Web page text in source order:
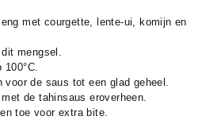
met courgette, lente-ui, komijn en
mengsel.
100°C.
voor de saus tot een glad geheel.
de tahinsaus eroverheen.
toe voor extra bite.